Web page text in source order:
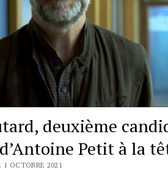
deuxième
Petit à la
1 OCTOBRE 2021